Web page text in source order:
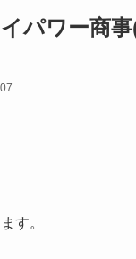
パワー商
す。